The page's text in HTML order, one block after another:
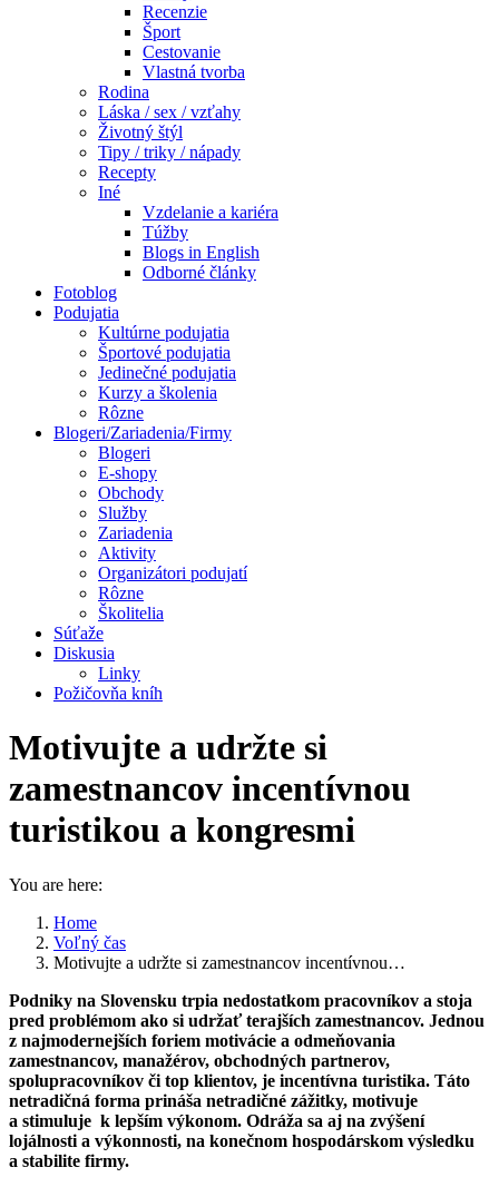
Recenzie
Šport
Cestovanie
Vlastná tvorba
Rodina
Láska / sex / vzťahy
Životný štýl
Tipy / triky / nápady
Recepty
Iné
Vzdelanie a kariéra
Túžby
Blogs in English
Odborné články
Fotoblog
Podujatia
Kultúrne podujatia
Športové podujatia
Jedinečné podujatia
Kurzy a školenia
Rôzne
Blogeri/Zariadenia/Firmy
Blogeri
E-shopy
Obchody
Služby
Zariadenia
Aktivity
Organizátori podujatí
Rôzne
Školitelia
Súťaže
Diskusia
Linky
Požičovňa kníh
Motivujte a udržte si
zamestnancov incentívnou
turistikou a kongresmi
You are here:
Home
Voľný čas
Motivujte a udržte si zamestnancov incentívnou…
Podniky na Slovensku trpia nedostatkom pracovníkov a stoja
pred problémom ako si udržať terajších zamestnancov. Jednou
z najmodernejších foriem motivácie a odmeňovania
zamestnancov, manažérov, obchodných partnerov,
spolupracovníkov či top klientov, je incentívna turistika. Táto
netradičná forma prináša netradičné zážitky, motivuje
a stimuluje k lepším výkonom. Odráža sa aj na zvýšení
lojálnosti a výkonnosti, na konečnom hospodárskom výsledku
a stabilite firmy.